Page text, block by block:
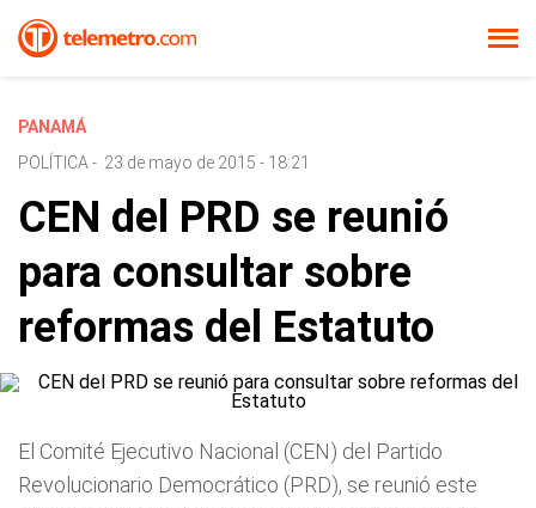
PANAMÁ
POLÍTICA - 23 de mayo de 2015 - 18:21
CEN del PRD se reunió
para consultar sobre
reformas del Estatuto
El Comité Ejecutivo Nacional (CEN) del Partido
Revolucionario Democrático (PRD), se reunió este